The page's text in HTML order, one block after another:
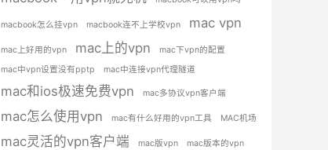
macbook怎么挂vpn macbook连不上学校vpn mac vpn
mac上好用的vpn mac上的vpn
mac下vpn的配置
mac中vpn设置没有pptp
mac中连接vpn代理隧道
mac和ios极速免费vpn mac多协议vpn客户端
mac怎么使用vpn mac有什么好用的vpn工具 MAC机场
mac灵活的vpn客户端 mac版vpn mac版本的vpn